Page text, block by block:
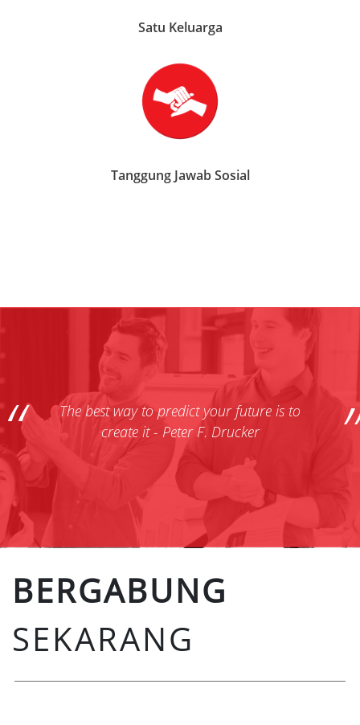
Satu Keluarga
Tanggung Jawab Sosial
The best way to predict your future is to
create it - Peter F. Drucker
BERGABUNG
SEKARANG